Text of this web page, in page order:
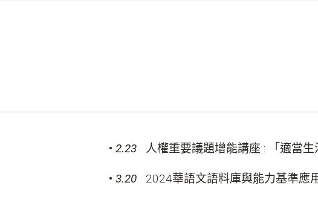
•2.23 人權重要議題增能講座 : 「適當
•3.20 2024華語文語料庫與能力基準應